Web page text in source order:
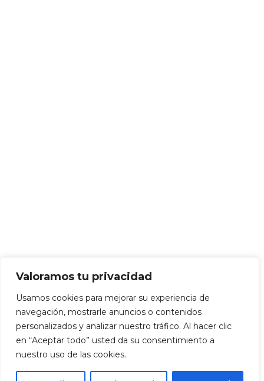
Valoramos tu privacidad
Usamos cookies para mejorar su experiencia de
navegación, mostrarle anuncios o contenidos
personalizados y analizar nuestro tráfico. Al hacer clic
en “Aceptar todo” usted da su consentimiento a
nuestro uso de las cookies.